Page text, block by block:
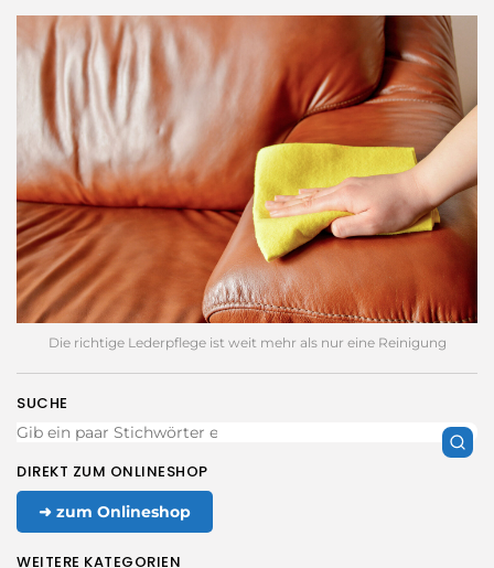
SUCHE
DIREKT ZUM ONLINESHOP
➜ zum Onlineshop
WEITERE KATEGORIEN
Die richtige Lederpflege ist weit mehr als nur eine Reinigung